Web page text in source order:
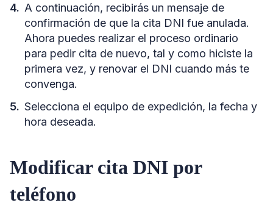
A continuación, recibirás un mensaje de
confirmación de que la cita DNI fue anulada.
Ahora puedes realizar el proceso ordinario
para pedir cita de nuevo, tal y como hiciste la
primera vez, y renovar el DNI cuando más te
convenga.
Selecciona el equipo de expedición, la fecha y
hora deseada.
Modificar cita DNI por
teléfono